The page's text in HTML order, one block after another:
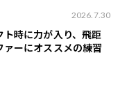
2026.7.30
時に力が入り、飛距
ーにオススメの練習